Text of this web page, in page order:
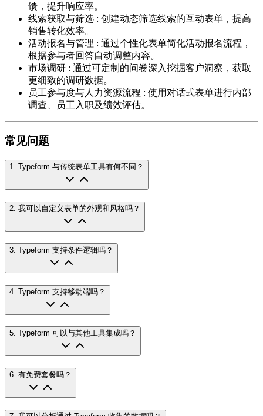
馈，提升响应率。
线索获取与筛选 : 创建动态筛选线索的互动表单，提高
销售转化效率。
活动报名与管理 : 通过个性化表单简化活动报名流程，
根据参与者回答自动调整内容。
市场调研 : 通过可定制的问卷深入挖掘客户洞察，获取
更细致的调研数据。
员工参与度与人力资源流程 : 使用对话式表单进行内部
调查、员工入职及绩效评估。
常见问题
1. Typeform 与传统表单工具有何不同？
2. 我可以自定义表单的外观和风格吗？
3 Typeform 支持条件逻辑吗？
4 Typeform 支持移动端吗？
5. Typeform 可以与其他工具集成吗？
6. 有免费套餐吗？